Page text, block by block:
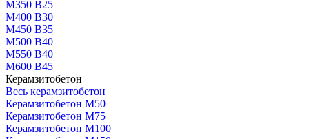
М350 В25
М400 В30
М450 В35
М500 В40
М550 В40
М600 В45
Керамзитобетон
Весь керамзитобетон
Керамзитобетон М50
Керамзитобетон М75
Керамзитобетон М100